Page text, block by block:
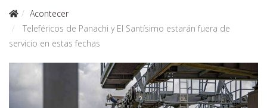
Acontecer
Teleféricos de Panachi y El Santísimo estarán fuera de
servicio en estas fechas